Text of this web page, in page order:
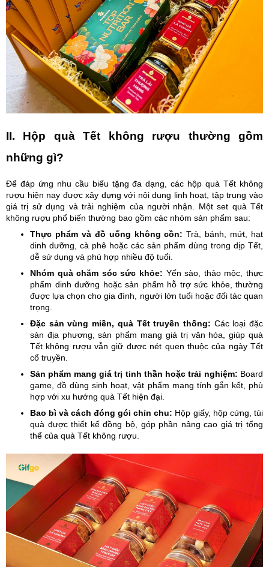
II. Hộp quà Tết không rượu thường gồm
những gì?
Để đáp ứng nhu cầu biếu tặng đa dạng, các hộp quà Tết không
rượu hiện nay được xây dựng với nội dung linh hoạt, tập trung vào
giá trị sử dụng và trải nghiệm của người nhận. Một set quà Tết
không rượu phổ biến thường bao gồm các nhóm sản phẩm sau:
Thực phẩm và đồ uống không cồn: Trà, bánh, mứt, hạt
dinh dưỡng, cà phê hoặc các sản phẩm dùng trong dịp Tết,
dễ sử dụng và phù hợp nhiều độ tuổi.
Nhóm quà chăm sóc sức khỏe: Yến sào, thảo mộc, thực
phẩm dinh dưỡng hoặc sản phẩm hỗ trợ sức khỏe, thường
được lựa chọn cho gia đình, người lớn tuổi hoặc đối tác quan
trọng.
Đặc sản vùng miền, quà Tết truyền thống: Các loại đặc
sản địa phương, sản phẩm mang giá trị văn hóa, giúp quà
Tết không rượu vẫn giữ được nét quen thuộc của ngày Tết
cổ truyền.
Sản phẩm mang giá trị tinh thần hoặc trải nghiệm: Board
game, đồ dùng sinh hoạt, vật phẩm mang tính gắn kết, phù
hợp với xu hướng quà Tết hiện đại.
Bao bì và cách đóng gói chỉn chu: Hộp giấy, hộp cứng, túi
quà được thiết kế đồng bộ, góp phần nâng cao giá trị tổng
thể của quà Tết không rượu.